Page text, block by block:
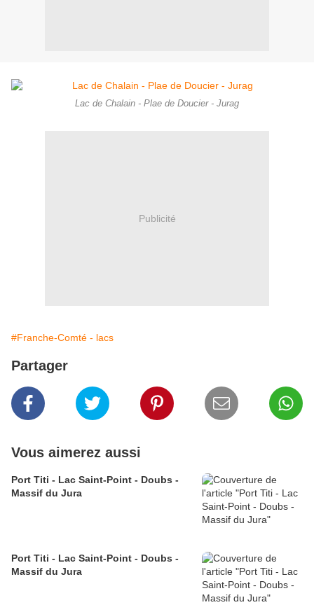
Lac de Chalain - Plae de Doucier - Jurag
Publicité
#Franche-Comté - lacs
Partager
Vous aimerez aussi
Port Titi - Lac Saint-Point - Doubs -
Massif du Jura
Port Titi - Lac Saint-Point - Doubs -
Massif du Jura